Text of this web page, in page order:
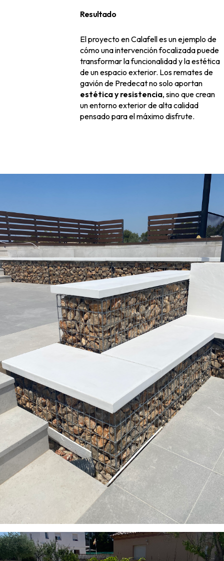
Resultado
El proyecto en Calafell es un ejemplo de
cómo una intervención focalizada puede
transformar la funcionalidad y la estética
de un espacio exterior. Los remates de
gavión de Predecat no solo aportan
estética y resistencia, sino que crean
un entorno exterior de alta calidad
pensado para el máximo disfrute.